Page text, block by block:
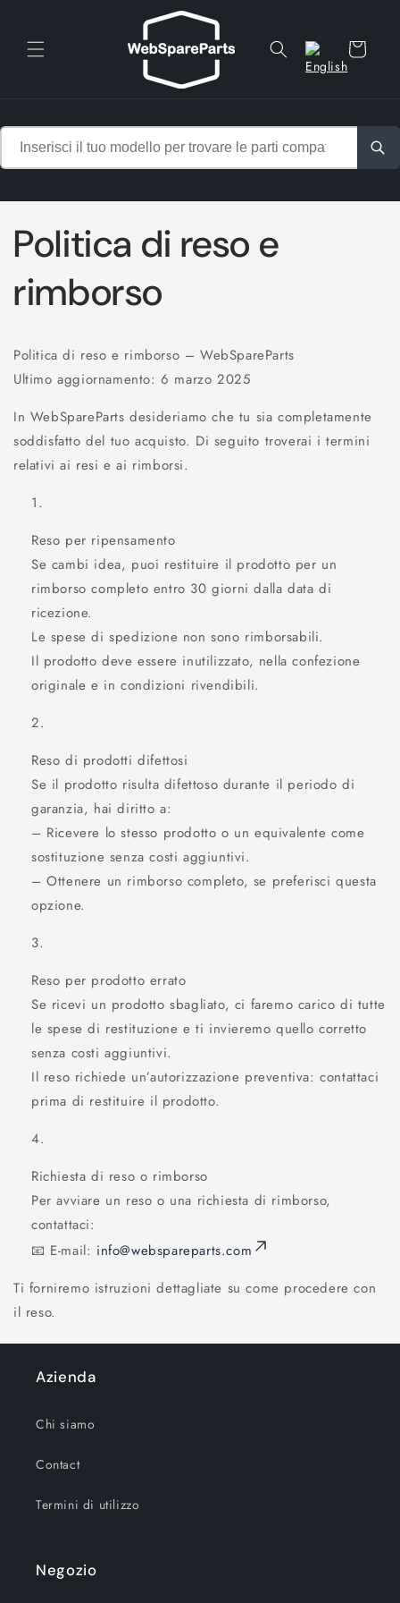
ai contenuti
Carrello
Politica di reso e
rimborso
Politica di reso e rimborso – WebSpareParts
Ultimo aggiornamento: 6 marzo 2025
In WebSpareParts desideriamo che tu sia completamente
soddisfatto del tuo acquisto. Di seguito troverai i termini
relativi ai resi e ai rimborsi.
Reso per ripensamento
Se cambi idea, puoi restituire il prodotto per un
rimborso completo entro 30 giorni dalla data di
ricezione.
Le spese di spedizione non sono rimborsabili.
Il prodotto deve essere inutilizzato, nella confezione
originale e in condizioni rivendibili.
Reso di prodotti difettosi
Se il prodotto risulta difettoso durante il periodo di
garanzia, hai diritto a:
– Ricevere lo stesso prodotto o un equivalente come
sostituzione senza costi aggiuntivi.
– Ottenere un rimborso completo, se preferisci questa
opzione.
Reso per prodotto errato
Se ricevi un prodotto sbagliato, ci faremo carico di tutte
le spese di restituzione e ti invieremo quello corretto
senza costi aggiuntivi.
Il reso richiede un’autorizzazione preventiva: contattaci
prima di restituire il prodotto.
Richiesta di reso o rimborso
Per avviare un reso o una richiesta di rimborso,
contattaci:
📧 E-mail: info@webspareparts.com
Ti forniremo istruzioni dettagliate su come procedere con
il reso.
Azienda
Chi siamo
Contact
Termini di utilizzo
Negozio